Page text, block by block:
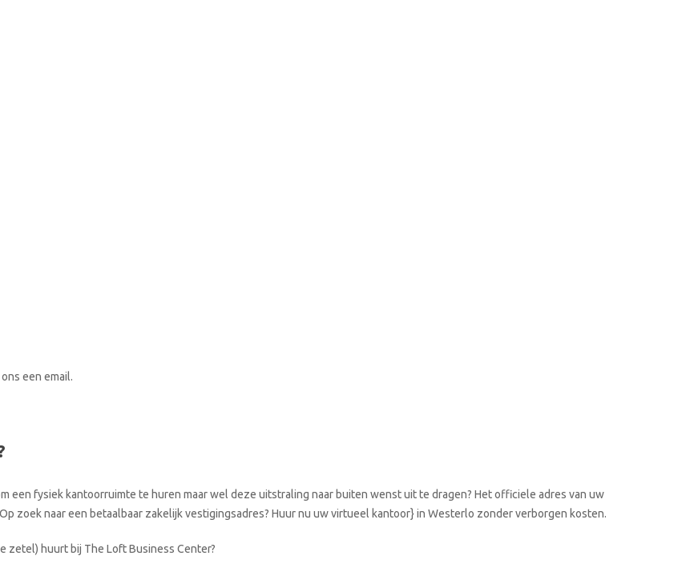
een email.
een fysiek kantoorruimte te huren maar wel deze uitstraling naar buiten wenst uit te dragen? Het officiele adres van uw
zoek naar een betaalbaar zakelijk vestigingsadres? Huur nu uw virtueel kantoor} in Westerlo zonder verborgen kosten.
zetel) huurt bij The Loft Business Center?